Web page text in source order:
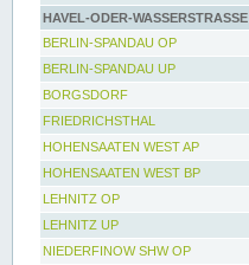
HAVEL-ODER-WASSERSTRASSE
BERLIN-SPANDAU OP
BERLIN-SPANDAU UP
BORGSDORF
FRIEDRICHSTHAL
HOHENSAATEN WEST AP
HOHENSAATEN WEST BP
LEHNITZ OP
LEHNITZ UP
NIEDERFINOW SHW OP